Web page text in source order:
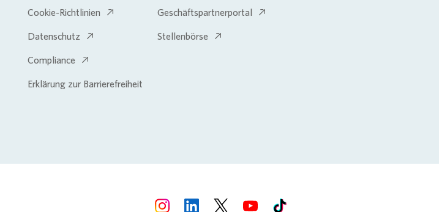
Cookie-Richtlinien
Datenschutz
Compliance
Erklärung zur Barrierefreiheit
Geschäftspartnerportal
Stellenbörse